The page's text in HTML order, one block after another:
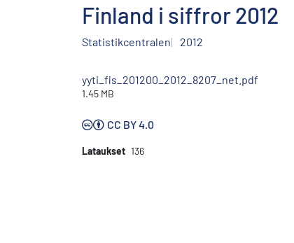
Finland i siffror 2012
Statistikcentralen 2012
yyti_fis_201200_2012_8207_net.pdf
1.45 MB
CC BY 4.0
Lataukset 136